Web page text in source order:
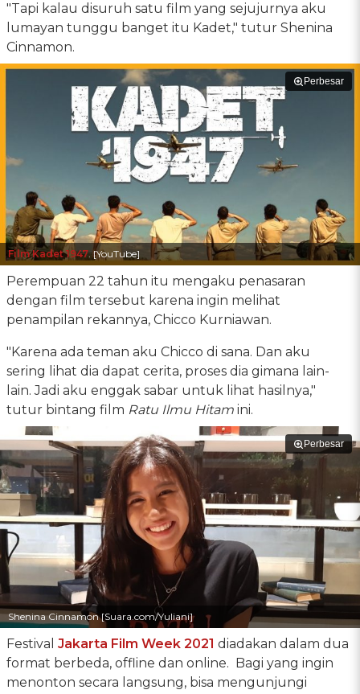
"Tapi kalau disuruh satu film yang sejujurnya aku
lumayan tunggu banget itu Kadet," tutur Shenina
Cinnamon.
Perbesar
Film Kadet 1947. [YouTube]
Perempuan 22 tahun itu mengaku penasaran
dengan film tersebut karena ingin melihat
penampilan rekannya, Chicco Kurniawan.
"Karena ada teman aku Chicco di sana. Dan aku
sering lihat dia dapat cerita, proses dia gimana lain-
lain. Jadi aku enggak sabar untuk lihat hasilnya,"
tutur bintang film Ratu Ilmu Hitam ini.
Perbesar
Shenina Cinnamon [Suara.com/Yuliani]
Festival Jakarta Film Week 2021 diadakan dalam dua
format berbeda, offline dan online. Bagi yang ingin
menonton secara langsung, bisa mengunjungi